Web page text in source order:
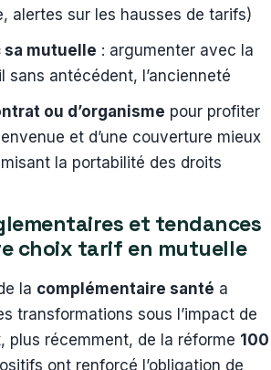
alertes sur les hausses de tarifs)
sa mutuelle : argumenter avec la
sans antécédent, l’ancienneté
ou d’organisme pour profiter
et d’une couverture mieux
la portabilité des droits
et tendances
choix tarif en mutuelle
la complémentaire santé a
transformations sous l’impact de
plus récemment, de la réforme 100
ont renforcé l’obligation de